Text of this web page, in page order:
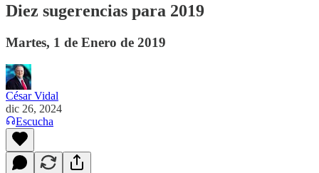
Diez sugerencias para 2019
Martes, 1 de Enero de 2019
César Vidal
dic 26, 2024
Escucha